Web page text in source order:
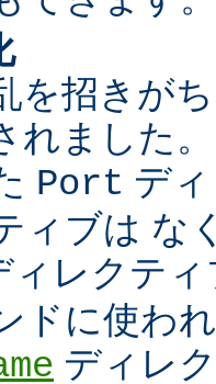
を招きが
れました
Port デ
ィブは な
ィレクテ
ドに使わ
ディレ